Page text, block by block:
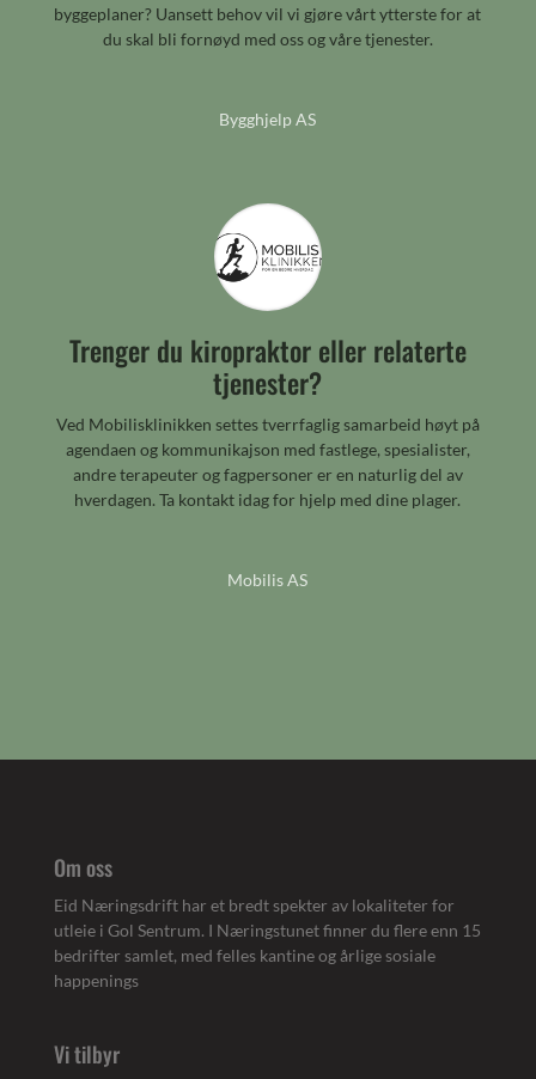
byggeplaner? Uansett behov vil vi gjøre vårt ytterste for at
du skal bli fornøyd med oss og våre tjenester.
Bygghjelp AS
Trenger du kiropraktor eller relaterte
tjenester?
Ved Mobilisklinikken settes tverrfaglig samarbeid høyt på
agendaen og kommunikajson med fastlege, spesialister,
andre terapeuter og fagpersoner er en naturlig del av
hverdagen. Ta kontakt idag for hjelp med dine plager.
Mobilis AS
Om oss
Eid Næringsdrift har et bredt spekter av lokaliteter for
utleie i Gol Sentrum. I Næringstunet finner du flere enn 15
bedrifter samlet, med felles kantine og årlige sosiale
happenings
Vi tilbyr